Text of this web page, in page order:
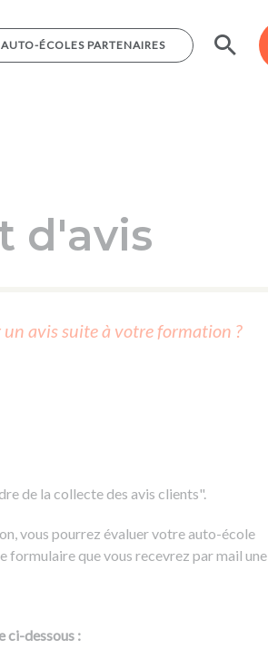
AUTO-ÉCOLES PARTENAIRES
AUTO-ÉCOLES PARTENAIRES
d'avis
avis suite à votre formation ?
de la collecte des avis clients".
vous pourrez évaluer votre auto-école
formulaire que vous recevrez par mail une
ci-dessous :